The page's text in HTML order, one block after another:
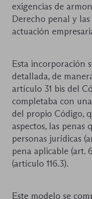
exigencias de
Derecho penal y
actuación
Esta incorporación
detallada, de
artículo 31 bis del
completaba con
del propio Código,
aspectos, las penas
personas jurídicas
pena aplicable (art.
(artículo 116.3).
Este modelo se